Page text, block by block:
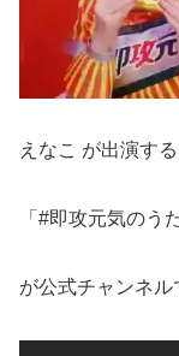
えなこ が出演す
「#即攻元気のう
が公式チャンネル